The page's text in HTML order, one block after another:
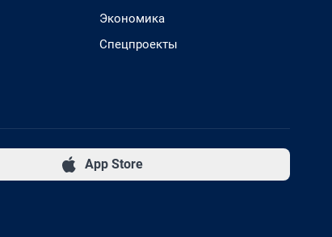
Экономика
Спецпроекты
App Store